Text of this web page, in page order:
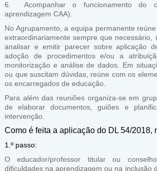
6. Acompanhar o funcionamento do
aprendizagem CAA).
No Agrupamento, a equipa permanente
extraordinariamente sempre que necessário,
analisar e emitir parecer sobre aplicação
adoção de procedimentos e/ou a
monitorização e análise de dados. Em
ou que suscitam dúvidas, reúne com os
os encarregados de educação.
Para além das reuniões organiza-se em
de elaborar documentos, guiões e
intervenção.
Como é feita a aplicação do DL 54/2018,
1.º passo:
O educador/professor titular ou
dificuldades na aprendizagem ou na inclusão